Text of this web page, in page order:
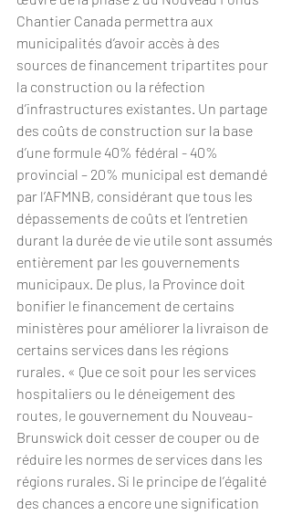
Chantier Canada permettra aux
municipalités d’avoir accès à des
sources de financement tripartites pour
la construction ou la réfection
d’infrastructures existantes. Un partage
des coûts de construction sur la base
d’une formule 40% fédéral - 40%
provincial – 20% municipal est demandé
par l’AFMNB, considérant que tous les
dépassements de coûts et l’entretien
durant la durée de vie utile sont assumés
entièrement par les gouvernements
municipaux. De plus, la Province doit
bonifier le financement de certains
ministères pour améliorer la livraison de
certains services dans les régions
rurales. « Que ce soit pour les services
hospitaliers ou le déneigement des
routes, le gouvernement du Nouveau-
Brunswick doit cesser de couper ou de
réduire les normes de services dans les
régions rurales. Si le principe de l’égalité
des chances a encore une signification